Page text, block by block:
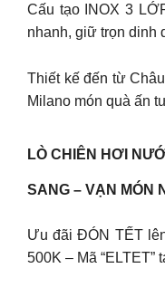
Cấu tạo INOX 3
nhanh, giữ trọn dinh
Thiết kế đến từ
Milano món quà ấn
LÒ CHIÊN HƠI
SANG – VẠN MÓN
Ưu đãi ĐÓN TẾT
500K – Mã “ELTET”